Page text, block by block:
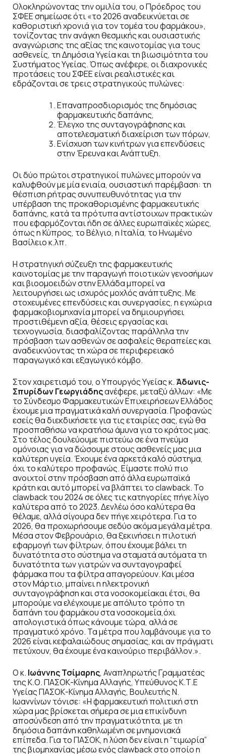
Ολοκληρώνοντας την ομιλία του, ο Πρόεδρος του
ΣΦΕΕ σημείωσε ότι «το 2026 αναδεικνύεται σε
καθοριστική χρονιά για τον τομέα του φαρμάκου»,
τονίζοντας την ανάγκη θεσμικής και ουσιαστικής
αναγνώρισης της αξίας της καινοτομίας για τους
ασθενείς, τη Δημόσια Υγεία και τη βιωσιμότητα του
Συστήματος Υγείας. Όπως ανέφερε, οι διαχρονικές
προτάσεις του ΣΦΕΕ είναι ρεαλιστικές και
εδράζονται σε τρεις στρατηγικούς πυλώνες:
Επαναπροσδιορισμός της δημόσιας
φαρμακευτικής δαπάνης,
Έλεγχο της συνταγογράφησης και
αποτελεσματική διαχείριση των πόρων,
Ενίσχυση των κινήτρων για επενδύσεις
στην Έρευνα και Ανάπτυξη.
Οι δύο πρώτοι στρατηγικοί πυλώνες μπορούν να
καλυφθούν με μία ενιαία, ουσιαστική παρέμβαση: τη
θέσπιση ρήτρας συνυπευθυνότητας για την
υπέρβαση της προκαθορισμένης φαρμακευτικής
δαπάνης, κατά τα πρότυπα αντίστοιχων πρακτικών
που εφαρμόζονται ήδη σε άλλες ευρωπαϊκές χώρες,
όπως η Κύπρος, το Βέλγιο, η Ιταλία, το Ηνωμένο
Βασίλειο κ.λπ.
Η στρατηγική σύζευξη της φαρμακευτικής
καινοτομίας με την παραγωγή ποιοτικών γενοσήμων
και βιοομοειδών στην Ελλάδα μπορεί να
λειτουργήσει ως ισχυρός μοχλός ανάπτυξης. Με
στοχευμένες επενδύσεις και συνεργασίες, η εγχώρια
φαρμακοβιομηχανία μπορεί να δημιουργήσει
προστιθέμενη αξία, θέσεις εργασίας και
τεχνογνωσία, διασφαλίζοντας παράλληλα την
πρόσβαση των ασθενών σε ασφαλείς θεραπείες και
αναδεικνύοντας τη χώρα σε περιφερειακό
παραγωγικό και εξαγωγικό κόμβο.
Στον χαιρετισμό του, ο Υπουργός Υγείας κ. Άδωνις-
Σπυρίδων Γεωργιάδηςανέφερε, μεταξύ άλλων: «Με
το Σύνδεσμο Φαρμακευτικών Επιχειρήσεων Ελλάδος
έχουμε μια πραγματικά καλή συνεργασία. Προφανώς
εσείς θα διεκδικήσετε για τις εταιρίες σας, εγώ θα
προσπαθήσω να κρατήσω άμυνα για το κράτος μας.
Στο τέλος δουλεύουμε πιστεύω σε ένα πνεύμα
ομόνοιας για να δώσουμε στους ασθενείς μας μια
καλύτερη υγεία. Έχουμε ένα αρκετά καλό σύστημα,
όχι το καλύτερο προφανώς. Είμαστε πολύ πιο
ανοιχτοί στην πρόσβαση από άλλα ευρωπαϊκά
κράτη και αυτό μπορεί να βλάπτει το clawback. Το
clawback του 2024 σε όλες τις κατηγορίες πήγε λίγο
καλύτερα από το 2023. Δενλέω όσο καλύτερα θα
θέλαμε, αλλά σίγουρα δεν πήγε χειρότερα. Για το
2026, θα προχωρήσουμε σεδύο ακόμα μεγάλα μέτρα.
Μέσα στον Φεβρουάριο, θα ξεκινήσει η πιλοτική
εφαρμογή των φίλτρων, όπου έχουμε βάλει τη
δυνατότητα στο σύστημα να σταματά αυτόματα τη
δυνατότητα των γιατρών να συνταγογραφεί
φάρμακα που τα φίλτρα απαγορεύουν. Και μέσα
στον Μάρτιο, μπαίνει η ηλεκτρονική
συνταγογράφηση και στα νοσοκομείακαι έτσι, θα
μπορούμε να ελέγχουμε με απόλυτο τρόπο τη
δαπάνη του φαρμάκου στα νοσοκομεία,όχι
απολογιστικά όπως κάνουμε τώρα, αλλά σε
πραγματικό χρόνο. Τα μέτρα που λαμβάνουμε για το
2026 είναι κεφαλαιώδους σημασίας, και αν πράγματι
πετύχουν, θα έχουμε ένα καινούριο περιβάλλον.».
Ο κ. Ιωάννης Τσίμαρης, Αναπληρωτής Γραμματέας
της Κ.Ο. ΠΑΣΟΚ-Κίνημα Αλλαγής, Υπεύθυνος Κ.Τ.Ε
Υγείας ΠΑΣΟΚ-Κίνημα Αλλαγής, Βουλευτής Ν.
Ιωαννίνων τόνισε: «Η φαρμακευτική πολιτική στη
χώρα μας βρίσκεται σήμερα σε μια επικίνδυνη
αποσύνδεση από την πραγματικότητα, με τη
δημόσια δαπάνη καθηλωμένη σε μνημονιακά
επίπεδα. Για το ΠΑΣΟΚ, η λύση δεν είναι η “τιμωρία”
της βιομηχανίας μέσω ενός clawback στο οποίο η